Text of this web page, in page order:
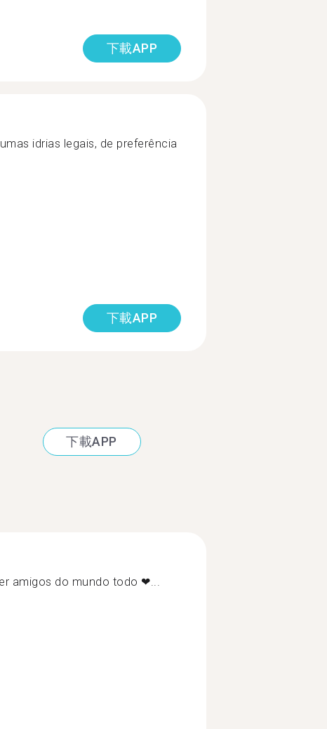
下載APP
idrias legais, de preferência
下載APP
下載APP
amigos do mundo todo ❤...